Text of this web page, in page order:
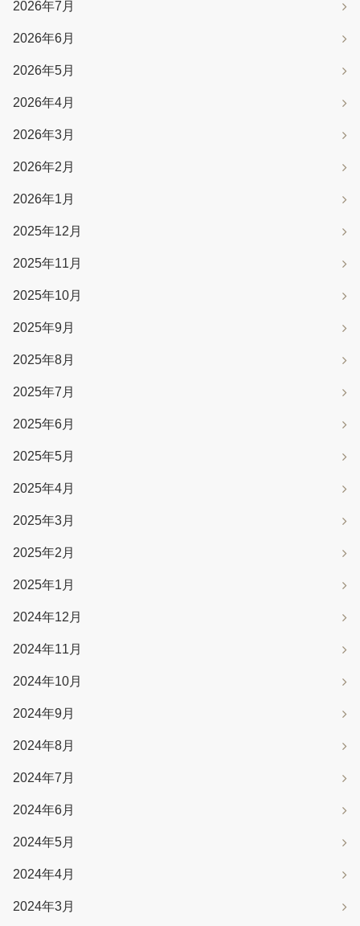
2026年7月
2026年6月
2026年5月
2026年4月
2026年3月
2026年2月
2026年1月
2025年12月
2025年11月
2025年10月
2025年9月
2025年8月
2025年7月
2025年6月
2025年5月
2025年4月
2025年3月
2025年2月
2025年1月
2024年12月
2024年11月
2024年10月
2024年9月
2024年8月
2024年7月
2024年6月
2024年5月
2024年4月
2024年3月